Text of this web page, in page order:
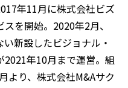
年11月に株式会社ビズ
を開始。2020年2月、
新設したビジョナル・
年10月まで運営。組
より、株式会社M&Aサク